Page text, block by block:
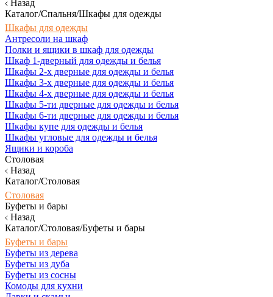
Назад
Каталог/Спальня/Шкафы для одежды
Шкафы для одежды
Антресоли на шкаф
Полки и ящики в шкаф для одежды
Шкаф 1-дверный для одежды и белья
Шкафы 2-х дверные для одежды и белья
Шкафы 3-х дверные для одежды и белья
Шкафы 4-х дверные для одежды и белья
Шкафы 5-ти дверные для одежды и белья
Шкафы 6-ти дверные для одежды и белья
Шкафы купе для одежды и белья
Шкафы угловые для одежды и белья
Ящики и короба
Столовая
Назад
Каталог/Столовая
Столовая
Буфеты и бары
Назад
Каталог/Столовая/Буфеты и бары
Буфеты и бары
Буфеты из дерева
Буфеты из дуба
Буфеты из сосны
Комоды для кухни